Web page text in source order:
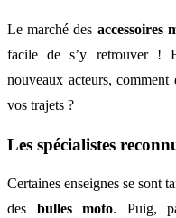
Le marché des accessoires
facile de s’y retrouver !
nouveaux acteurs,
vos trajets ?
Les spécialistes
Certaines enseignes se sont
des bulles moto. Puig,